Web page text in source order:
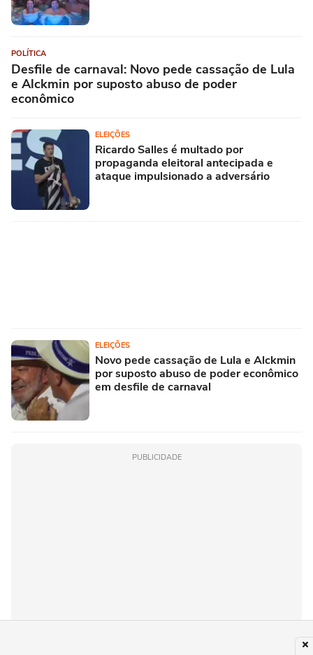
POLÍTICA
Desfile de carnaval: Novo pede cassação de Lula
e Alckmin por suposto abuso de poder
econômico
ELEIÇÕES
Ricardo Salles é multado por
propaganda eleitoral antecipada e
ataque impulsionado a adversário
ELEIÇÕES
Novo pede cassação de Lula e Alckmin
por suposto abuso de poder econômico
em desfile de carnaval
PUBLICIDADE